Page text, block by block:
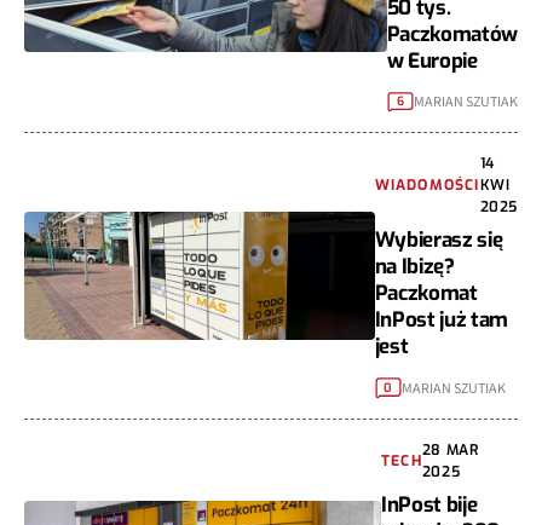
50 tys.
Paczkomatów
w Europie
6 MARIAN SZUTIAK
WIADOMOŚCI
14
KWI
2025
Wybierasz się
na Ibizę?
Paczkomat
InPost już tam
jest
0 MARIAN SZUTIAK
TECH
28 MAR
2025
InPost bije